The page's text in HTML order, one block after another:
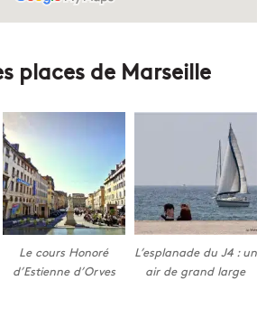
places de Marseille
Le cours Honoré
d’Estienne d’Orves
L’esplanade du J4 : un
air de grand large